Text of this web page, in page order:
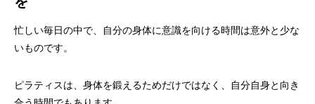
忙しい毎日の中で、自分の身体に意識を向ける時間は意外と少な
いものです。
ピラティスは、身体を鍛えるためだけではなく、自分自身と向き